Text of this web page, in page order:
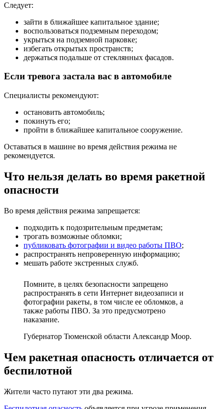
Следует:
зайти в ближайшее капитальное здание;
воспользоваться подземным переходом;
укрыться на подземной парковке;
избегать открытых пространств;
держаться подальше от стеклянных фасадов.
Если тревога застала вас в автомобиле
Специалисты рекомендуют:
остановить автомобиль;
покинуть его;
пройти в ближайшее капитальное сооружение.
Оставаться в машине во время действия режима не
рекомендуется.
Что нельзя делать во время ракетной
опасности
Во время действия режима запрещается:
подходить к подозрительным предметам;
трогать возможные обломки;
публиковать фотографии и видео работы ПВО;
распространять непроверенную информацию;
мешать работе экстренных служб.
Помните, в целях безопасности запрещено
распространять в сети Интернет видеозаписи и
фотографии ракеты, в том числе ее обломков, а
также работы ПВО. За это предусмотрено
наказание.
Губернатор Тюменской области Александр Моор.
Чем ракетная опасность отличается от
беспилотной
Жители часто путают эти два режима.